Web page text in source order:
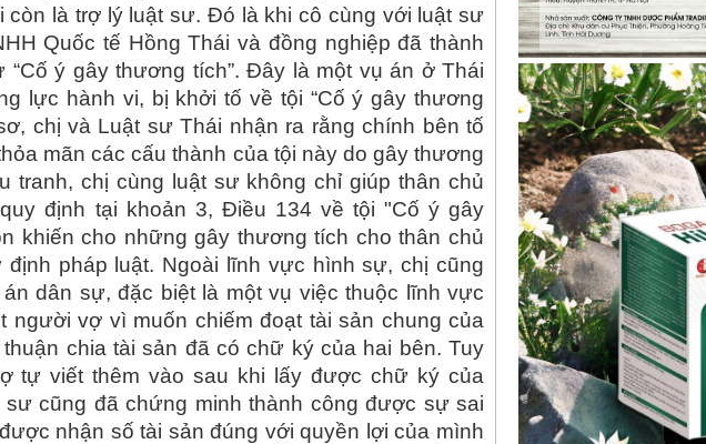
là trợ lý luật sư. Đó là khi cô cùng với luật sư
Quốc tế Hồng Thái và đồng nghiệp đã thành
ý gây thương tích”. Đây là một vụ án ở Thái
lực hành vi, bị khởi tố về tội “Cố ý gây thương
chị và Luật sư Thái nhận ra rằng chính bên tố
mãn các cấu thành của tội này do gây thương
tranh, chị cùng luật sư không chỉ giúp thân chủ
định tại khoản 3, Điều 134 về tội "Cố ý gây
khiến cho những gây thương tích cho thân chủ
pháp luật. Ngoài lĩnh vực hình sự, chị cũng
dân sự, đặc biệt là một vụ việc thuộc lĩnh vực
vợ vì muốn chiếm đoạt tài sản chung của
chia tài sản đã có chữ ký của hai bên. Tuy
tự viết thêm vào sau khi lấy được chữ ký của
cũng đã chứng minh thành công được sự sai
nhận số tài sản đúng với quyền lợi của mình